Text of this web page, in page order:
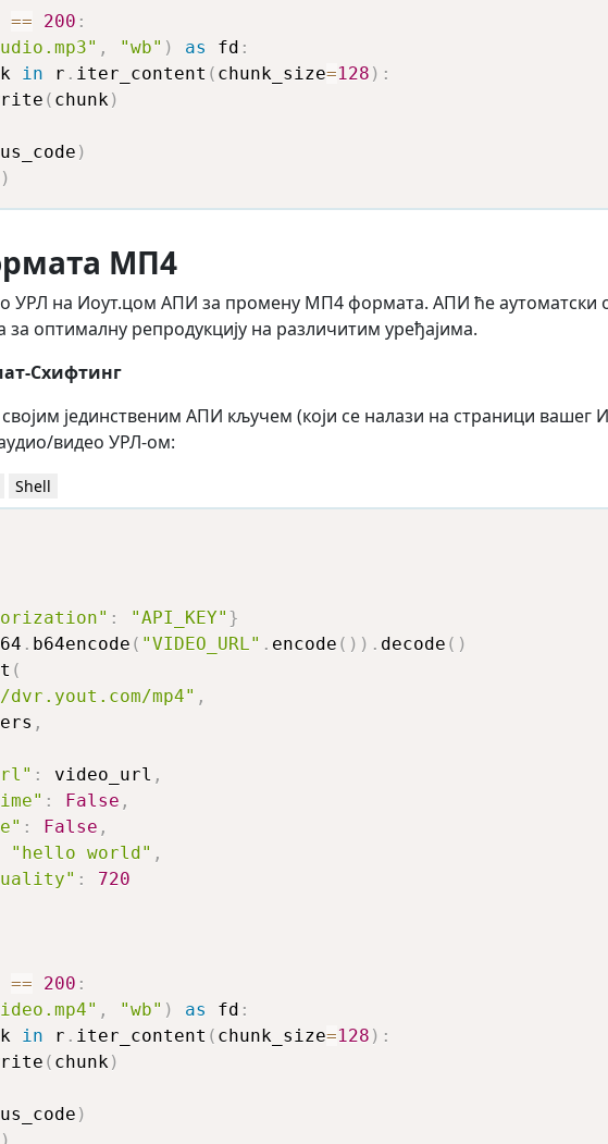
== 200 :
, "wb" ) as fd :
in r . iter_content ( chunk_size=128 ) :
( chunk )
)
)
МП4
УРЛ на Иоут.цом АПИ за промену МП4 формата. АПИ ће аутоматски
оптималну репродукцију на различитим уређајима.
Схифтинг
својим јединственим АПИ кључем (који се налази на страници вашег
видео УРЛ-ом:
Shell
: "API_KEY" }
. b64encode ( "VIDEO_URL" . encode ( ) ) . decode ( )
(
mp4" ,
,
: video_url ,
: False ,
: False ,
"hello world" ,
:
720
== 200 :
, "wb" ) as fd :
in r . iter_content ( chunk_size=128 ) :
( chunk )
)